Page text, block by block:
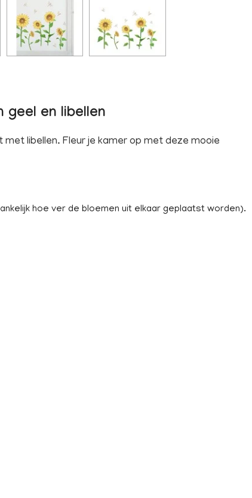
geel en libellen
libellen. Fleur je kamer op met deze mooie
hoe ver de bloemen uit elkaar geplaatst worden).